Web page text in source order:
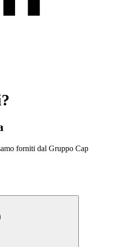
forniti dal Gruppo Cap